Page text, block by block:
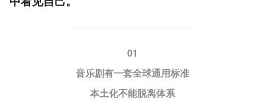
01
音乐剧有一套全球通用标准
本土化不能脱离体系